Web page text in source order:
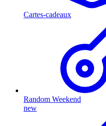
Cartes-cadeaux
Random Weekend
new